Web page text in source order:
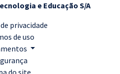
e Educação S/A
privacidade
de uso
do site